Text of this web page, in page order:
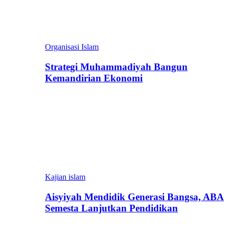
Organisasi Islam
Strategi Muhammadiyah Bangun
Kemandirian Ekonomi
Kajian islam
Aisyiyah Mendidik Generasi Bangsa, ABA
Semesta Lanjutkan Pendidikan